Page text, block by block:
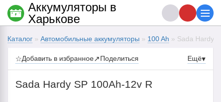
Каталог » Автомобильные аккумуляторы » 100 Ah » Sada Hardy
☆Добавить в избранное↗Поделиться Ещё▾
Sada Hardy SP 100Ah-12v R
Аккумуляторы в
Харькове